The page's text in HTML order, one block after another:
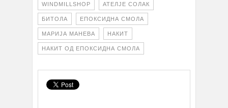
WINDMILLSHOP АТЕЛЈЕ СОЛАК
БИТОЛА ЕПОКСИДНА СМОЛА
МАРИЈА МАНЕВА НАКИТ
НАКИТ ОД ЕПОКСИДНА СМОЛА